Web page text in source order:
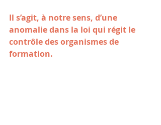
Il s’agit, à notre sens, d’une
anomalie dans la loi qui régit le
contrôle des organismes de
formation.